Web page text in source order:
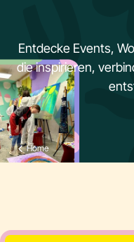
Entdecke Events,
die inspirieren,
Home